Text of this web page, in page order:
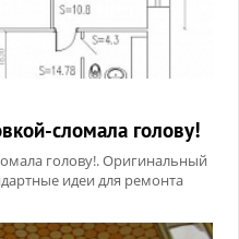
сломала голову!
голову!. Оригинальный
идеи для ремонта